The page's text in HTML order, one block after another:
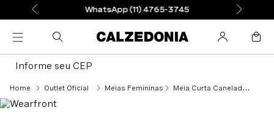
WhatsApp (11) 4765-3745
Informe seu CEP
Outlet Oficial Meias Femininas Meia Curta Canelada Soft - Cinza